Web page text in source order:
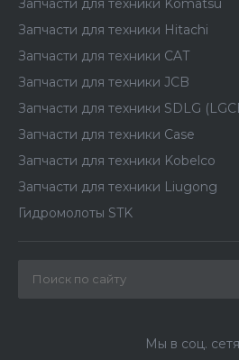
Запчасти для техники Komatsu
Запчасти для техники Hitachi
Запчасти для техники CAT
Запчасти для техники JCB
Запчасти для техники SDLG
Запчасти для техники Case
Запчасти для техники Kobelco
Запчасти для техники Liugong
Гидромолоты STK
Мы в соц.